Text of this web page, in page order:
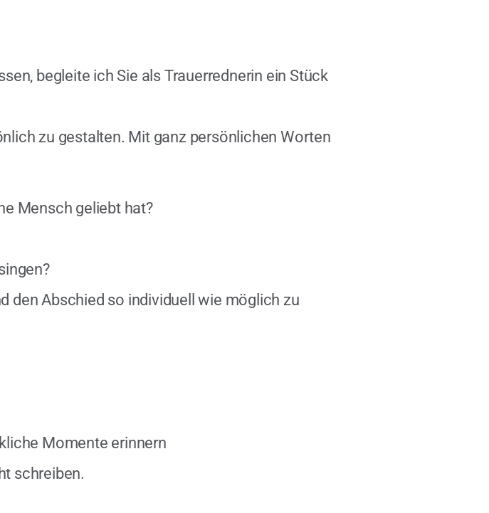
begleite ich Sie als Trauerrednerin ein Stück
zu gestalten. Mit ganz persönlichen Worten
Mensch geliebt hat?
den Abschied so individuell wie möglich zu
Momente erinnern
schreiben.